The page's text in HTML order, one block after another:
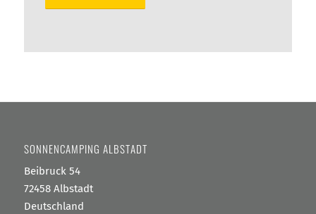
SONNENCAMPING ALBSTADT
Beibruck 54
72458 Albstadt
Deutschland